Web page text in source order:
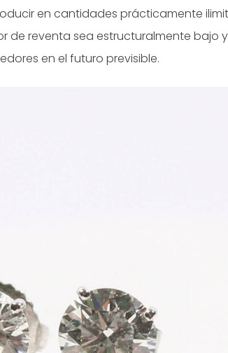
en cantidades prácticamente
reventa sea estructuralmente bajo
en el futuro previsible.